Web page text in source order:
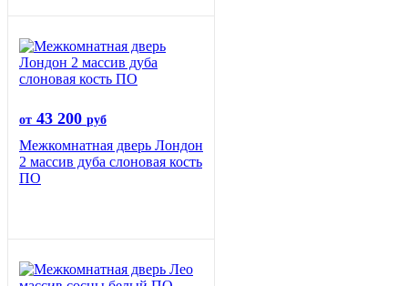
от 43 200 руб
Межкомнатная дверь Лондон
2 массив дуба слоновая кость
ПО